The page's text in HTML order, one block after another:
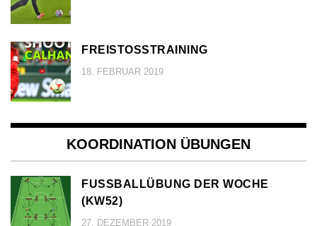
FREISTOSSTRAINING
18. FEBRUAR 2019
KOORDINATION ÜBUNGEN
FUSSBALLÜBUNG DER WOCHE (
KW52)
27. DEZEMBER 2019